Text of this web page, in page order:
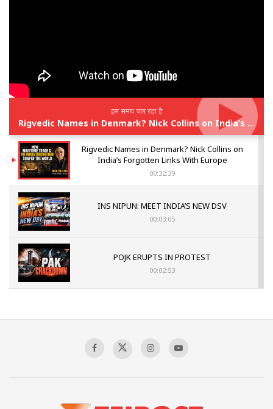
इस समय चल रहा है
Rigvedic Names in Denmark? Nick Collins on India’s Forgotten Links With Europe
Rigvedic Names in Denmark? Nick Collins on
India’s Forgotten Links With Europe
00:32:39
INS NIPUN: MEET INDIA’S NEW DSV
00:03:05
POJK ERUPTS IN PROTEST
00:02:53
Sagar